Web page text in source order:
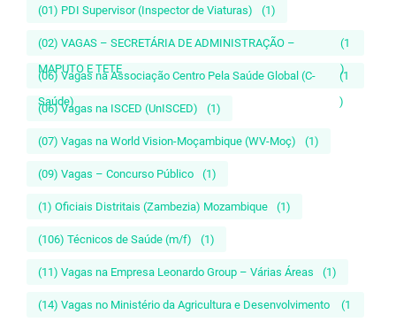
(01) PDI Supervisor (Inspector de Viaturas) (1)
(02) VAGAS – SECRETÁRIA DE ADMINISTRAÇÃO –
MAPUTO E TETE
(1
)
(06) Vagas na Associação Centro Pela Saúde Global (C-
Saúde)
(1
)
(06) Vagas na ISCED (UnISCED) (1)
(07) Vagas na World Vision-Moçambique (WV-Moç) (1)
(09) Vagas – Concurso Público (1)
(1) Oficiais Distritais (Zambezia) Mozambique (1)
(106) Técnicos de Saúde (m/f) (1)
(11) Vagas na Empresa Leonardo Group – Várias Áreas (1)
(14) Vagas no Ministério da Agricultura e Desenvolvimento
(1